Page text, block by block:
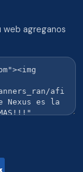
agreganos